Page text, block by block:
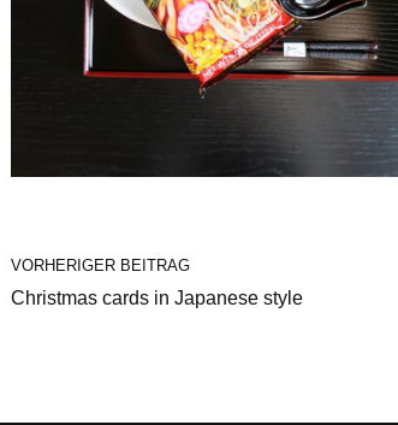
VORHERIGER BEITRAG
Christmas cards in Japanese style